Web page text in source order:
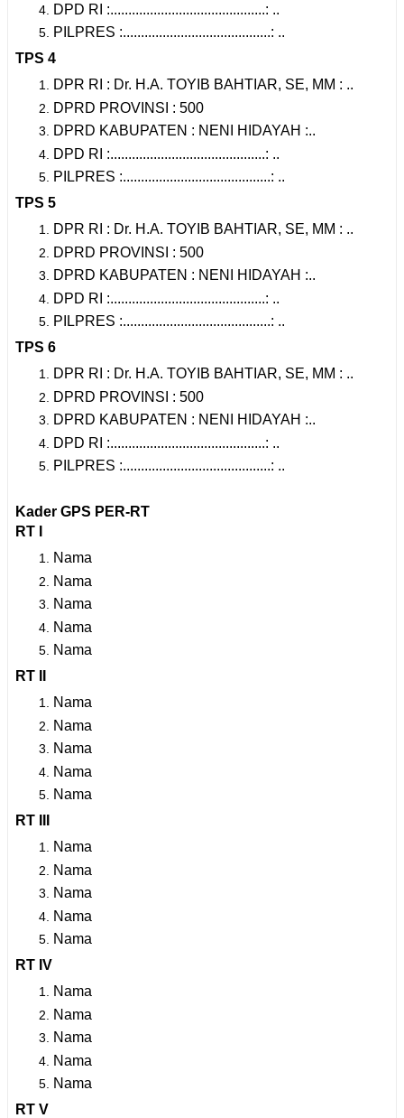
DPD RI :...........................................: ..
PILPRES :.........................................: ..
TPS 4
DPR RI : Dr. H.A. TOYIB BAHTIAR, SE, MM : ..
DPRD PROVINSI : 500
DPRD KABUPATEN : NENI HIDAYAH :..
DPD RI :...........................................: ..
PILPRES :.........................................: ..
TPS 5
DPR RI : Dr. H.A. TOYIB BAHTIAR, SE, MM : ..
DPRD PROVINSI : 500
DPRD KABUPATEN : NENI HIDAYAH :..
DPD RI :...........................................: ..
PILPRES :.........................................: ..
TPS 6
DPR RI : Dr. H.A. TOYIB BAHTIAR, SE, MM : ..
DPRD PROVINSI : 500
DPRD KABUPATEN : NENI HIDAYAH :..
DPD RI :...........................................: ..
PILPRES :.........................................: ..
Kader GPS PER-RT
RT I
Nama
Nama
Nama
Nama
Nama
RT II
Nama
Nama
Nama
Nama
Nama
RT III
Nama
Nama
Nama
Nama
Nama
RT IV
Nama
Nama
Nama
Nama
Nama
RT V